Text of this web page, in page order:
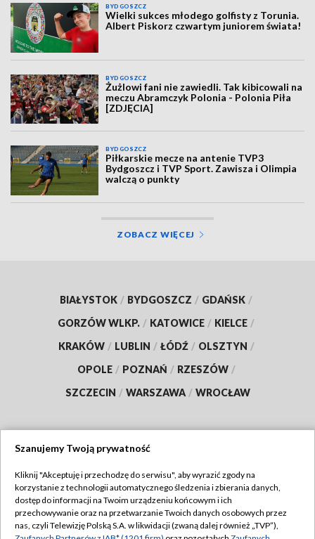
BYDGOSZCZ
Wielki sukces młodego golfisty z Torunia.
Albert Piskorz czwartym juniorem świata!
BYDGOSZCZ
Żużlowi fani nie zawiedli. Tak kibicowali na
meczu Abramczyk Polonia - Polonia Piła
[ZDJĘCIA]
BYDGOSZCZ
Piłkarskie mecze na antenie TVP3
Bydgoszcz i TVP Sport. Zawisza i Olimpia
walczą o punkty
ZOBACZ WIĘCEJ
BIAŁYSTOK / BYDGOSZCZ / GDAŃSK /
GORZÓW WLKP. / KATOWICE / KIELCE /
KRAKÓW / LUBLIN / ŁÓDŹ / OLSZTYN /
OPOLE / POZNAŃ / RZESZÓW /
SZCZECIN / WARSZAWA / WROCŁAW
TVP
Abonament TVP
Emisja w TVP
Regulamin TVP
Szanujemy Twoją prywatność
Kliknij "Akceptuję i przechodzę do serwisu", aby wyrazić zgody na
korzystanie z technologii automatycznego śledzenia i zbierania danych,
dostęp do informacji na Twoim urządzeniu końcowym i ich
przechowywanie oraz na przetwarzanie Twoich danych osobowych przez
nas, czyli Telewizję Polską S.A. w likwidacji (zwaną dalej również „TVP”),